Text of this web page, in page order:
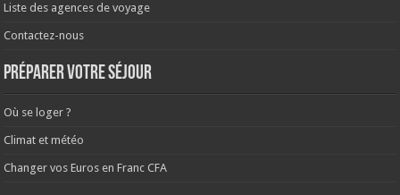
Liste des agences de voyage
Contactez-nous
Préparer votre séjour
Où se loger ?
Climat et météo
Changer vos Euros en Franc CFA